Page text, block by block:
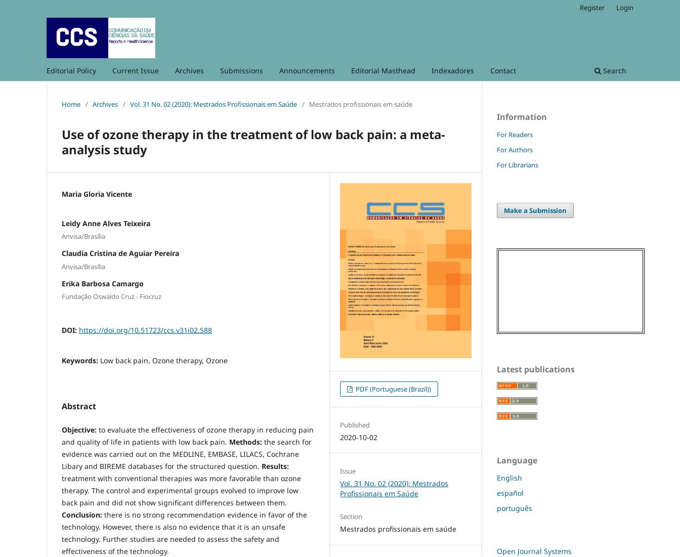
Editorial Policy Current Issue Archives Submissions Announcements Editorial Masthead Indexadores Contact Search
Register Login
Home / Archives / Vol. 31 No. 02 (2020): Mestrados Profissionais em Saúde / Mestrados profissionais em saúde
Use of ozone therapy in the treatment of low back pain: a meta-
analysis study
Maria Gloria Vicente
Leidy Anne Alves Teixeira
Anvisa/Brasília
Claudia Cristina de Aguiar Pereira
Anvisa/Brasília
Erika Barbosa Camargo
Fundação Oswaldo Cruz - Fiocruz
DOI: https://doi.org/10.51723/ccs.v31i02.588
Keywords: Low back pain, Ozone therapy, Ozone
Abstract
Objective: to evaluate the effectiveness of ozone therapy in reducing pain
and quality of life in patients with low back pain. Methods: the search for
evidence was carried out on the MEDLINE, EMBASE, LILACS, Cochrane
Libary and BIREME databases for the structured question. Results:
treatment with conventional therapies was more favorable than ozone
therapy. The control and experimental groups evolved to improve low
back pain and did not show significant differences between them.
Conclusion: there is no strong recommendation evidence in favor of the
technology. However, there is also no evidence that it is an unsafe
technology. Further studies are needed to assess the safety and
effectiveness of the technology.
PDF (Portuguese (Brazil))
Published
2020-10-02
Issue
Vol. 31 No. 02 (2020): Mestrados
Profissionais em Saúde
Section
Mestrados profissionais em saúde
Information
For Readers
For Authors
For Librarians
Make a Submission
Latest publications
Language
English
español
português
Open Journal Systems